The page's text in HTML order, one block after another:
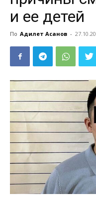
и ее детей
По Адилет Асанов -